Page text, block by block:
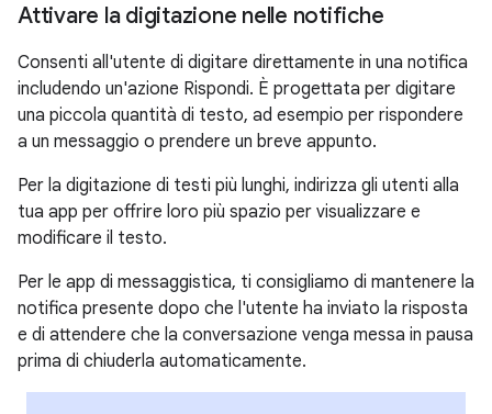
Attivare la digitazione nelle notifiche
Consenti all'utente di digitare direttamente in una notifica
includendo un'azione Rispondi. È progettata per digitare
una piccola quantità di testo, ad esempio per rispondere
a un messaggio o prendere un breve appunto.
Per la digitazione di testi più lunghi, indirizza gli utenti alla
tua app per offrire loro più spazio per visualizzare e
modificare il testo.
Per le app di messaggistica, ti consigliamo di mantenere la
notifica presente dopo che l'utente ha inviato la risposta
e di attendere che la conversazione venga messa in pausa
prima di chiuderla automaticamente.